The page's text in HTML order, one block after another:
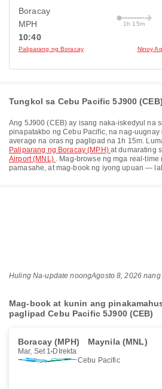
Boracay
MPH
10:40
Paliparang ng Boracay
1h 15m
Ninoy
Tungkol sa Cebu Pacific 5J900 (CEB)
Ang 5J900 (CEB) ay isang naka-iskedyul na
pinapatakbo ngCebu Pacific, na nag-uugnay
average na oras ng paglipad na 1h 15m.
Paliparang ng Boracay (MPH) at dumarating
Airport (MNL) . Mag-browse ng mga real-
pamasahe, at mag-book ng iyong upuan —
Huling Na-update noongAgosto 8, 2026
Mag-book at kunin ang
paglipad Cebu Pacific 5J900 (CEB)
Boracay (MPH) Maynila (MNL)
Mar, Set 1 DIrekta
Cebu Pacific